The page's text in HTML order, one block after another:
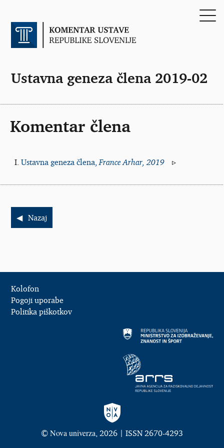
Ustavna geneza člena 2019-02
Komentar člena
Ustavna geneza člena, France Arhar, 2019
Nazaj
Kolofon
Pogoji uporabe
Politika piškotkov
© Nova univerza, 2026 | ISSN 2670-4293